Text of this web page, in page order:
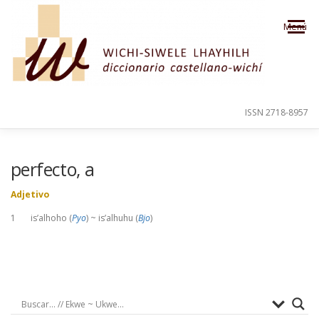
Saltar al contenido
Menú
ISSN 2718-8957
perfecto, a
Adjetivo
1 is’alhoho (Pyo) ~ is’alhuhu (Bjo)